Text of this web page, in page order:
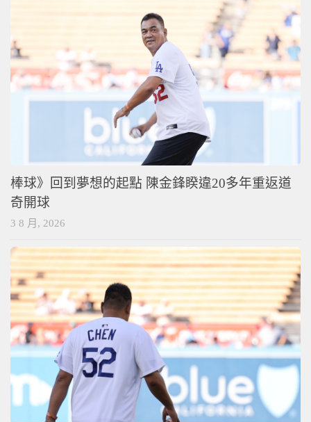
棒球》回到夢想的起點 陳金鋒睽違20多年重返道
奇開球
3 8 月, 2026